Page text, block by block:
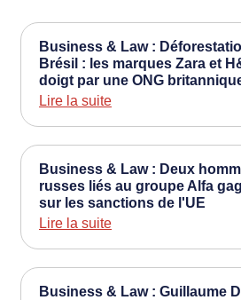
Business & Law :
Brésil : les marques Zara et
doigt par une ONG
Lire la suite
Business & Law : Deux
russes liés au groupe Alfa
sur les sanctions de l'UE
Lire la suite
Business & Law : Guillaume